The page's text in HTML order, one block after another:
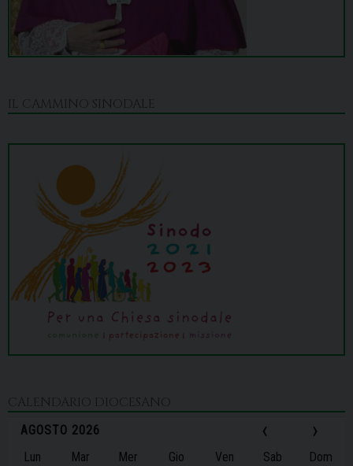
IL CAMMINO SINODALE
CALENDARIO DIOCESANO
‹
AGOSTO 2026 ›
Lun Mar Mer Gio Ven Sab Dom